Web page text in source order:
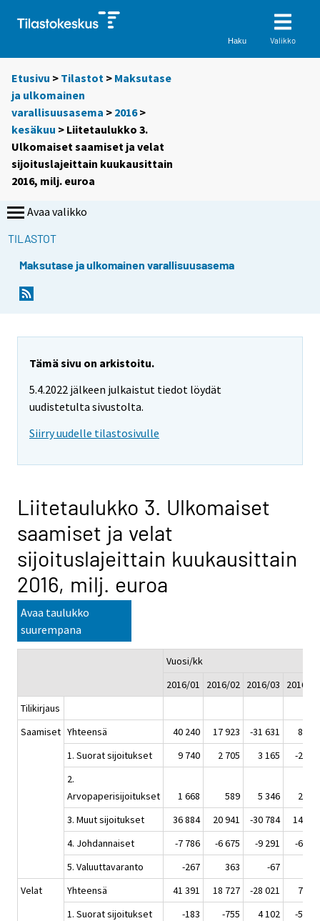
Haku Valikko
Etusivu > Tilastot > Maksutase
ja ulkomainen
varallisuusasema > 2016>
kesäkuu > Liitetaulukko 3.
Ulkomaiset saamiset ja velat
sijoituslajeittain kuukausittain
2016, milj. euroa
Avaa valikko
TILASTOT
Maksutase ja ulkomainen varallisuusasema
Tämä sivu on arkistoitu.
5.4.2022 jälkeen julkaistut tiedot löydät
uudistetulta sivustolta.
Siirry uudelle tilastosivulle
Liitetaulukko 3. Ulkomaiset
saamiset ja velat
sijoituslajeittain kuukausittain
2016, milj. euroa
Avaa taulukko
suurempana
Vuosi/kk
2016/01
2016/02 2016/03
2016/04
Tilikirjaus
Saamiset Yhteensä 40 240 17 923 -31 631
8 305
1. Suorat sijoitukset
9 740 2 705 3 165
-2 652
2.
Arvopaperisijoitukset
1 668 589 5 346
2 179
3. Muut sijoitukset
36 884 20 941 -30 784
14 878
4. Johdannaiset
-7 786 -6 675 -9 291
-6 098
5. Valuuttavaranto
-267 363 -67
Velat
Yhteensä 41 391 18 727 -28 021
7 860
1. Suorat sijoitukset
-183 -755 4 102
-5 641